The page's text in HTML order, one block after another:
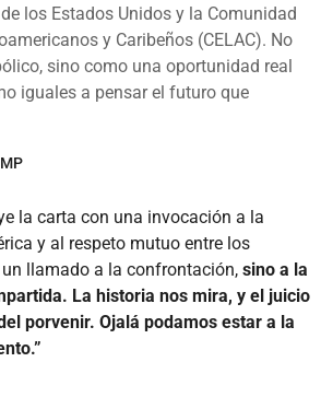
los Estados Unidos y la Comunidad
y Caribeños (CELAC). No
sino como una oportunidad real
iguales a pensar el futuro que
la carta con una invocación a la
y al respeto mutuo entre los
un llamado a la confrontación, sino a la
La historia nos mira, y el juicio
porvenir. Ojalá podamos estar a la